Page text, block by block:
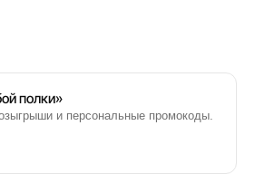
полки»
и персональные промокоды.